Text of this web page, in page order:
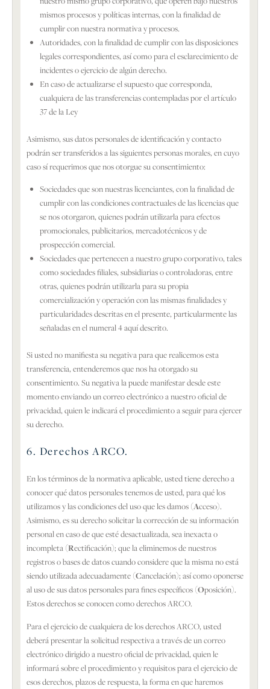
mismos procesos y políticas internas, con la finalidad de
cumplir con nuestra normativa y procesos.
Autoridades, con la finalidad de cumplir con las disposiciones
legales correspondientes, así como para el esclarecimiento de
incidentes o ejercicio de algún derecho.
En caso de actualizarse el supuesto que corresponda,
cualquiera de las transferencias contempladas por el artículo
37 de la Ley
Asimismo, sus datos personales de identificación y contacto
podrán ser transferidos a las siguientes personas morales, en cuyo
caso sí requerimos que nos otorgue su consentimiento:
Sociedades que son nuestras licenciantes, con la finalidad de
cumplir con las condiciones contractuales de las licencias que
se nos otorgaron, quienes podrán utilizarla para efectos
promocionales, publicitarios, mercadotécnicos y de
prospección comercial.
Sociedades que pertenecen a nuestro grupo corporativo, tales
como sociedades filiales, subsidiarias o controladoras, entre
otras, quienes podrán utilizarla para su propia
comercialización y operación con las mismas finalidades y
particularidades descritas en el presente, particularmente las
señaladas en el numeral 4 aquí descrito.
Si usted no manifiesta su negativa para que realicemos esta
transferencia, entenderemos que nos ha otorgado su
consentimiento. Su negativa la puede manifestar desde este
momento enviando un correo electrónico a nuestro oficial de
privacidad, quien le indicará el procedimiento a seguir para ejercer
su derecho.
6. Derechos ARCO.
En los términos de la normativa aplicable, usted tiene derecho a
conocer qué datos personales tenemos de usted, para qué los
utilizamos y las condiciones del uso que les damos (Acceso).
Asimismo, es su derecho solicitar la corrección de su información
personal en caso de que esté desactualizada, sea inexacta o
incompleta (Rectificación); que la eliminemos de nuestros
registros o bases de datos cuando considere que la misma no está
siendo utilizada adecuadamente (Cancelación); así como oponerse
al uso de sus datos personales para fines específicos (Oposición).
Estos derechos se conocen como derechos ARCO.
Para el ejercicio de cualquiera de los derechos ARCO, usted
deberá presentar la solicitud respectiva a través de un correo
electrónico dirigido a nuestro oficial de privacidad, quien le
informará sobre el procedimiento y requisitos para el ejercicio de
esos derechos, plazos de respuesta, la forma en que haremos